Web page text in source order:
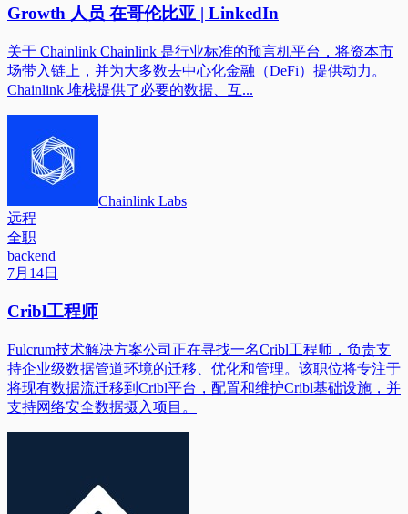
Growth 人员 在哥伦比亚 | LinkedIn
关于 Chainlink Chainlink 是行业标准的预言机平台，将资本市
场带入链上，并为大多数去中心化金融（DeFi）提供动力。
Chainlink 堆栈提供了必要的数据、互...
Chainlink Labs
远程
全职
backend
7月14日
Cribl工程师
Fulcrum技术解决方案公司正在寻找一名Cribl工程师，负责支
持企业级数据管道环境的迁移、优化和管理。该职位将专注于
将现有数据流迁移到Cribl平台，配置和维护Cribl基础设施，并
支持网络安全数据摄入项目。